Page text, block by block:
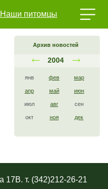
Наши питомцы
Архив новостей
2004
янв фев мар
апр май июн
июл авг сен
окт ноя дек
17В. т. (342)212-26-21